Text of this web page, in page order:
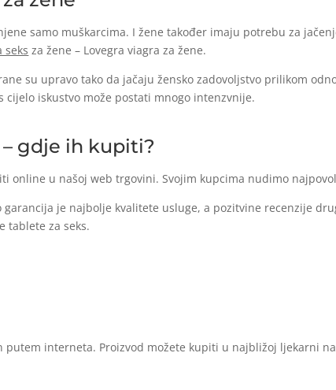
samo muškarcima. I žene također imaju potrebu za
seks za žene – Lovegra viagra za žene.
su upravo tako da jačaju žensko zadovoljstvo prilikom
cijelo iskustvo može postati mnogo intenzvnije.
– gdje ih kupiti?
online u našoj web trgovini. Svojim kupcima nudimo
garancija je najbolje kvalitete usluge, a pozitvine recenzije
tablete za seks.
putem interneta. Proizvod možete kupiti u najbližoj ljekarni